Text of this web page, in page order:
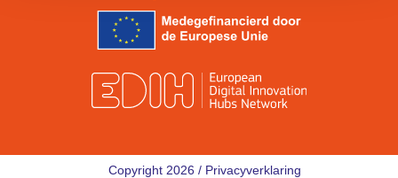
Copyright 2026 / Privacyverklaring